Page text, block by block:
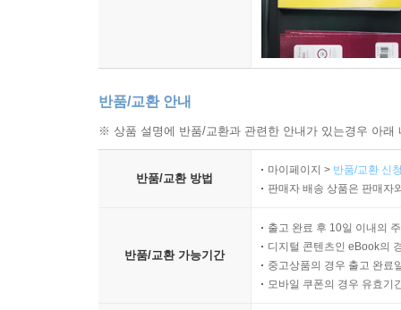
반품/교환 안내
※ 상품 설명에 반품/교환과 관련한 안내가 있는경우 아
반품/교환 방법
마이페이지 > 반품/교환 신
판매자 배송 상품은 판매자
반품/교환 가능기간
출고 완료 후 10일 이내의
디지털 콘텐츠인 eBook의
중고상품의 경우 출고 완료
모바일 쿠폰의 경우 유효기